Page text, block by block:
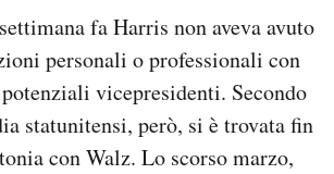
fa Harris non aveva avuto
personali o professionali con
vicepresidenti. Secondo
statunitensi, però, si è trovata fin
con Walz. Lo scorso marzo,